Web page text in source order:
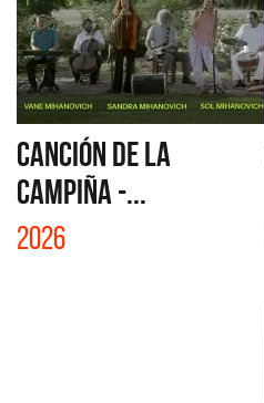
CANCIÓN DE LA
CAMPIÑA -...
2026